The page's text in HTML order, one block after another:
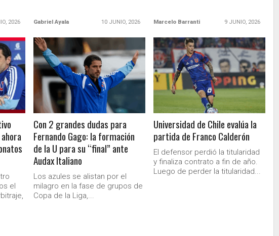
2026 Gabriel Ayala 10 JUNIO, 2026 Marcelo Barranti 9 JUNIO, 2026
el
LEER MÁS
Con 2 grandes dudas para
Fernando Gago: la formación
de la U para su “final” ante
Audax Italiano
Los azules se alistan por el
milagro en la fase de grupos de
Copa de la Liga,...
LEER MÁS
Universidad de Chile evalúa la
partida de Franco Calderón
El defensor perdió la titularidad
y finaliza contrato a fin de año.
Luego de perder la titularidad...
Ministerio Secretaría General de Gobierno